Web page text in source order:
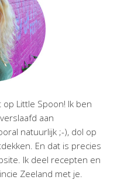
Little Spoon! Ik ben
aan
natuurlijk ;-), dol op
En dat is precies
Ik deel recepten en
Zeeland met je.